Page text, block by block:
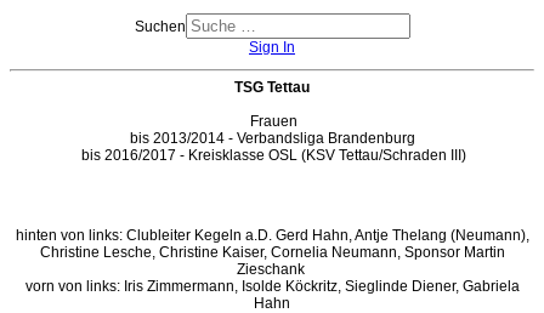
Suchen
Sign In
TSG Tettau
Frauen
bis 2013/2014 - Verbandsliga Brandenburg
bis 2016/2017 - Kreisklasse OSL (KSV Tettau/Schraden III)
hinten von links: Clubleiter Kegeln a.D. Gerd Hahn, Antje Thelang (Neumann),
Christine Lesche, Christine Kaiser, Cornelia Neumann, Sponsor Martin
Zieschank
vorn von links: Iris Zimmermann, Isolde Köckritz, Sieglinde Diener, Gabriela
Hahn